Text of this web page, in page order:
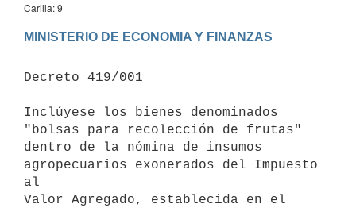
Carilla: 9
MINISTERIO DE ECONOMIA Y FINANZAS
Decreto 419/001
Inclúyese los bienes denominados
"bolsas para recolección de frutas"
dentro de la nómina de insumos
agropecuarios exonerados del Impuesto
al
Valor Agregado, establecida en el